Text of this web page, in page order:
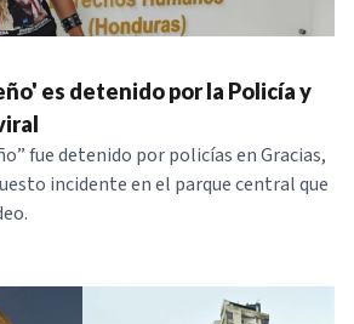
es detenido por la Policía y
fue detenido por policías en Gracias,
incidente en el parque central que